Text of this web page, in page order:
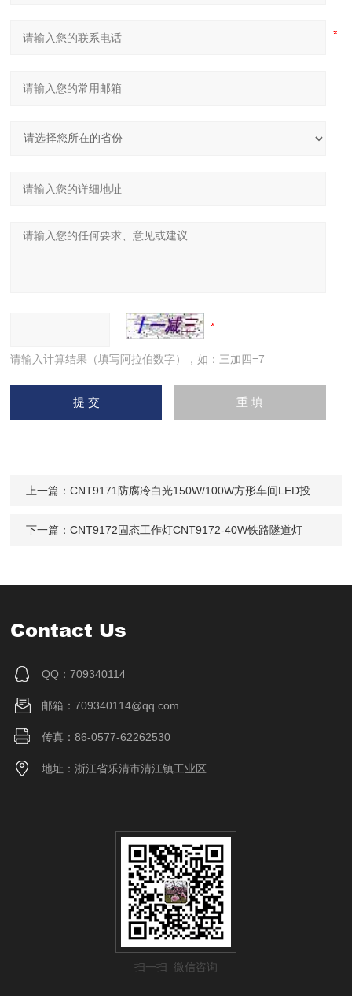
请输入计算结果（填写阿拉伯数字），如：三加四=7
上一篇：CNT9171防腐冷白光150W/100W方形车间LED投光灯
下一篇：CNT9172固态工作灯CNT9172-40W铁路隧道灯
Contact Us
QQ：709340114
邮箱：709340114@qq.com
传真：86-0577-62262530
地址：浙江省乐清市清江镇工业区
扫一扫 微信咨询